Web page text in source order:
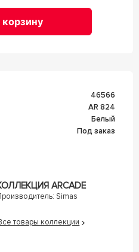
46566
AR 824
Белый
Под заказ
ARCADE
Simas
товары коллекции